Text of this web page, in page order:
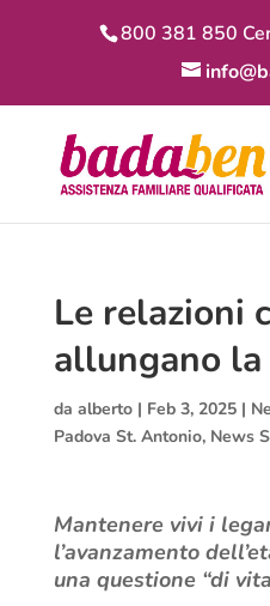
800 381 850
Le relazioni
allungano
da alberto| Feb 3, 2025|
Padova St. Antonio, News
Mantenere vivi i
l’avanzamento
una questione “di